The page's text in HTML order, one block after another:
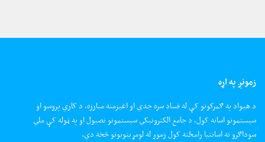
زمونږ په اړه
د هیواد په ګمرکونو کې له فساد سره جدي او اغیزمنه مبارزه، د کاري پروسو او
سیستمونو اسانه کول، د جامع الکترونیکي سیستمونو نصبول او په ټوله کې ملي
سوداګرو ته اسانتیا رامځته کول زموږ له لومړیتوبونو څخه دي.